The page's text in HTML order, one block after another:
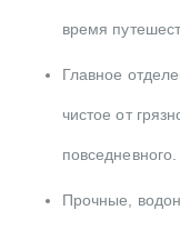
время
Главное
чистое от
повседневного.
Прочные,